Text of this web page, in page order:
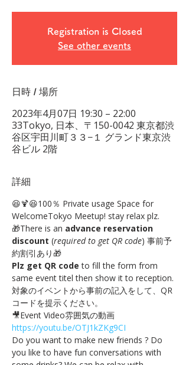
Registration is Closed
See other events
日時 / 場所
2023年4月07日 19:30 – 22:00
33Tokyo, 日本、〒150-0042 東京都渋
谷区宇田川町３３−１ グランド東京渋
谷ビル 2階
詳細
😆🍹😆100％ Private usage Space for
WelcomeTokyo Meetup! stay relax plz.
🎁There is an advance reservation
discount (required to get QR code) 事前予
約割引あり🎁
Plz get QR code to fill the form from
same event titel then show it to reception.
対象のイベントから事前の記入をして、QR
コードを提示ください。
🎥Event Video雰囲気の動画
https://youtu.be/OTJ1kZKg9CI
Do you want to make new friends ? Do
you like to have fun conversations with